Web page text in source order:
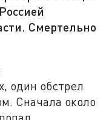
Смертельно
один обстрел
Сначала около